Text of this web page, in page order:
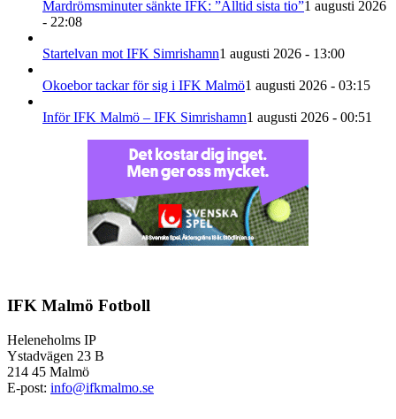
Mardrömsminuter sänkte IFK: ”Alltid sista tio”1 augusti 2026
- 22:08
Startelvan mot IFK Simrishamn1 augusti 2026 - 13:00
Okoebor tackar för sig i IFK Malmö1 augusti 2026 - 03:15
Inför IFK Malmö – IFK Simrishamn1 augusti 2026 - 00:51
IFK Malmö Fotboll
Heleneholms IP
Ystadvägen 23 B
214 45 Malmö
E-post: info@ifkmalmo.se